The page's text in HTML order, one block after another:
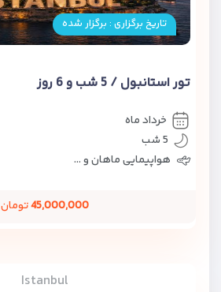
تاریخ برگزاری : برگزار شده
تور استانبول / 5 شب و 6 روز
خرداد ماه
5 شب
هواپیمایی ماهان و ...
45,000,000تومان
Istanbul